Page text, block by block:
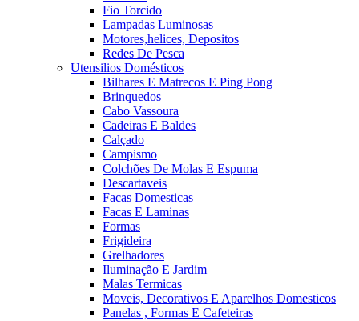
Fio Torcido
Lampadas Luminosas
Motores,helices, Depositos
Redes De Pesca
Utensilios Domésticos
Bilhares E Matrecos E Ping Pong
Brinquedos
Cabo Vassoura
Cadeiras E Baldes
Calçado
Campismo
Colchões De Molas E Espuma
Descartaveis
Facas Domesticas
Facas E Laminas
Formas
Frigideira
Grelhadores
Iluminação E Jardim
Malas Termicas
Moveis, Decorativos E Aparelhos Domesticos
Panelas , Formas E Cafeteiras